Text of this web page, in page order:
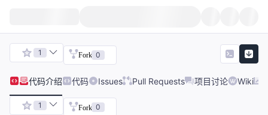
1 Fork 0
代码介绍 代码 Issues Pull Requests 项目讨论 Wiki
1 Fork 0